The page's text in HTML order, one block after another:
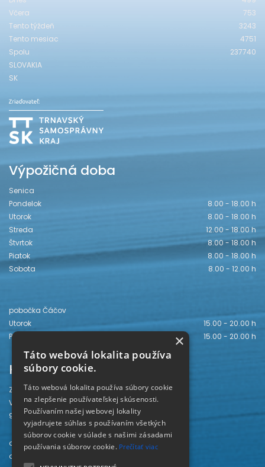
Včera
753
Tento týždeň
3243
Tento mesiac
4751
Spolu
237740
SLOVAKIA
SK
Výpožičná doba
Senica
Pondelok
8.00 - 18.00 h
Utorok
8.00 - 18.00 h
Streda
12.00 - 18.00 h
Štvrtok
8.00 - 18.00 h
Piatok
8.00 - 18.00 h
Sobota
8.00 - 12.00 h
pobočka Čáčov
Utorok
15.00 - 20.00 h
Piatok
15.00 - 20.00 h
Kontakt
Záhorská knižnica
Vajanského 28
905 01 Senica
odd. beletrie 034/654 3780
odd. odbornej literatúry 034/651 2710
×
Táto webová lokalita používa
súbory cookie.
Táto webová lokalita používa súbory cookie
na zlepšenie používateľskej skúsenosti.
Používaním našej webovej lokality
vyjadrujete súhlas s používaním všetkých
súborov cookie v súlade s našimi zásadami
používania súborov cookie. Prečítať viac